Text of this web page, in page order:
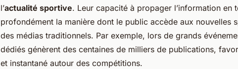
l’actualité sportive. Leur capacité à propager l’information en
profondément la manière dont le public accède aux nouvelles
des médias traditionnels. Par exemple, lors de grands
dédiés génèrent des centaines de milliers de publications,
et instantané autour des compétitions.